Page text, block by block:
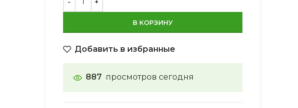
В КОРЗИНУ
Добавить в избранные
887 просмотров сегодня